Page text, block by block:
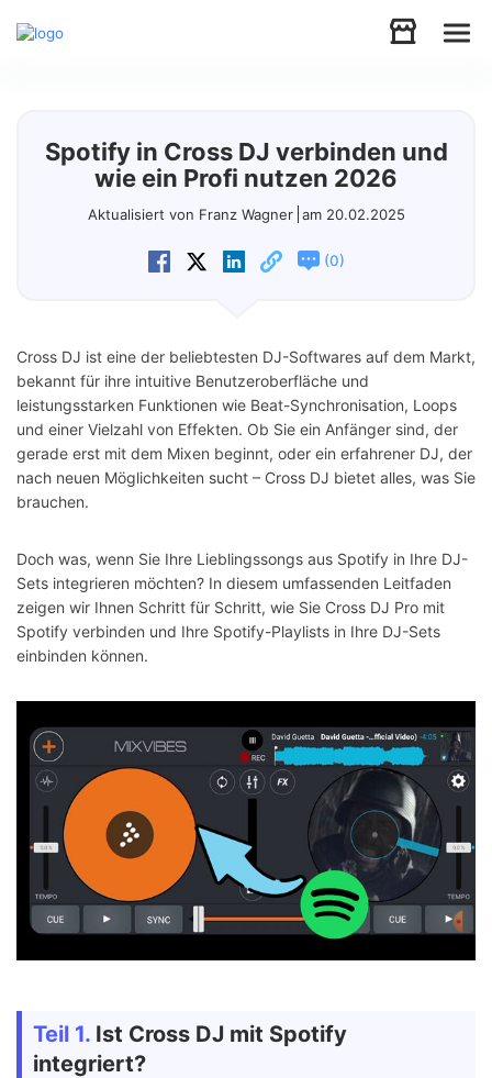
Video
Store
Spotify in Cross DJ verbinden und
wie ein Profi nutzen 2026
Aktualisiert von Franz Wagner am 20.02.2025
(0)
Cross DJ ist eine der beliebtesten DJ-Softwares auf dem Markt,
bekannt für ihre intuitive Benutzeroberfläche und
leistungsstarken Funktionen wie Beat-Synchronisation, Loops
und einer Vielzahl von Effekten. Ob Sie ein Anfänger sind, der
gerade erst mit dem Mixen beginnt, oder ein erfahrener DJ, der
nach neuen Möglichkeiten sucht – Cross DJ bietet alles, was Sie
brauchen.
Doch was, wenn Sie Ihre Lieblingssongs aus Spotify in Ihre DJ-
Sets integrieren möchten? In diesem umfassenden Leitfaden
zeigen wir Ihnen Schritt für Schritt, wie Sie Cross DJ Pro mit
Spotify verbinden und Ihre Spotify-Playlists in Ihre DJ-Sets
einbinden können.
Teil 1. Ist Cross DJ mit Spotify
integriert?